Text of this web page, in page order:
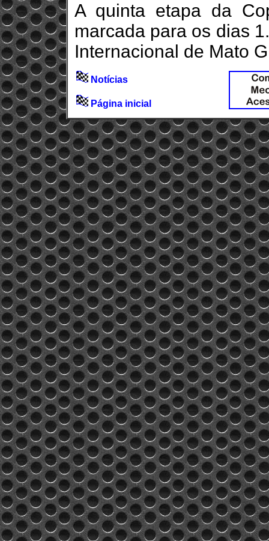
A quinta etapa da
marcada para os dias
Internacional de Mato
Notícias
Página inicial